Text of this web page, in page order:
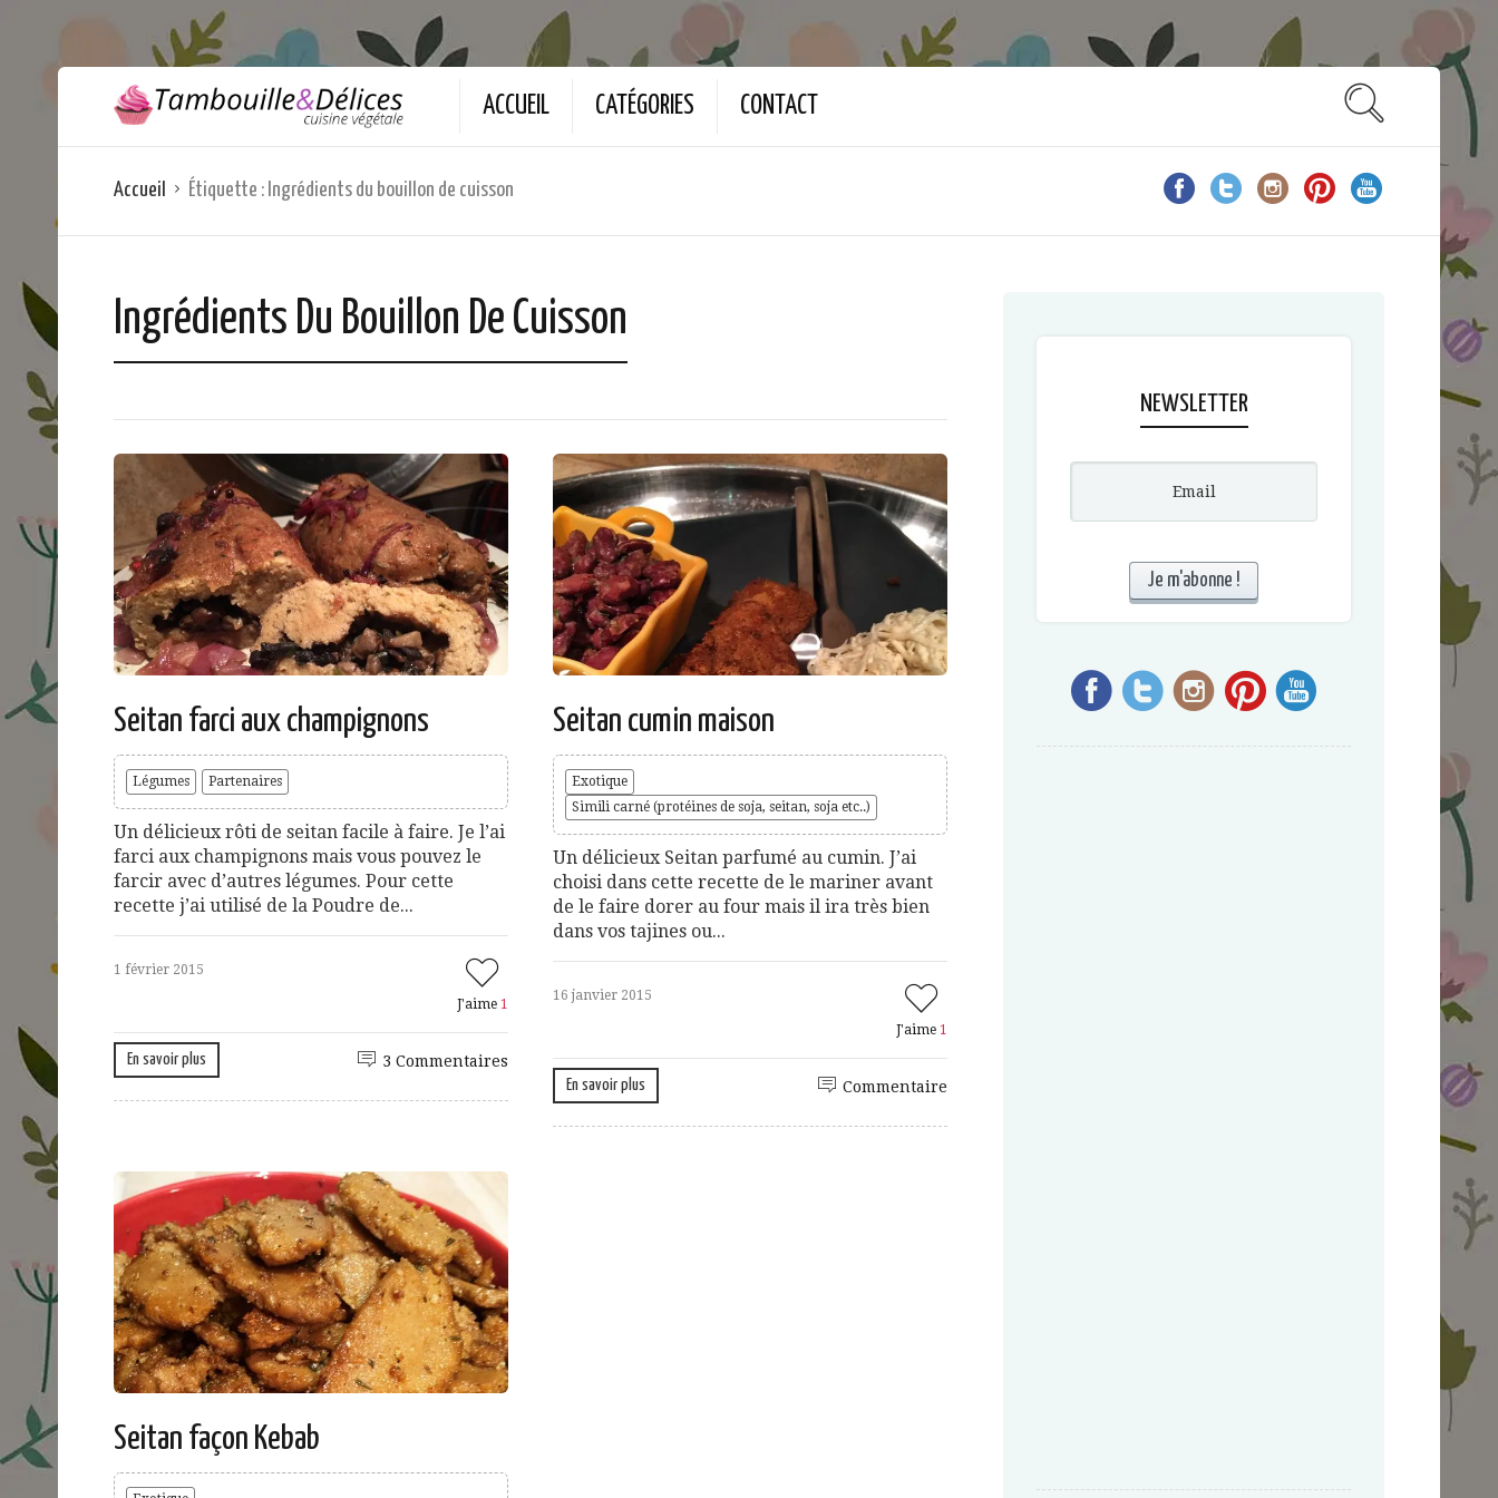
ACCUEIL CATÉGORIES CONTACT
Accueil Étiquette : Ingrédients du bouillon de cuisson
Ingrédients Du Bouillon De Cuisson
Seitan farci aux champignons
Légumes Partenaires
Un délicieux rôti de seitan facile à faire. Je l’ai
farci aux champignons mais vous pouvez le
farcir avec d’autres légumes. Pour cette
recette j’ai utilisé de la Poudre de...
1 février 2015
J'aime 1
En savoir plus 3 Commentaires
Seitan cumin maison
Exotique
Simili carné (protéines de soja, seitan, soja etc..)
Un délicieux Seitan parfumé au cumin. J’ai
choisi dans cette recette de le mariner avant
de le faire dorer au four mais il ira très bien
dans vos tajines ou...
16 janvier 2015
J'aime 1
En savoir plus Commentaire
Seitan façon Kebab
NEWSLETTER